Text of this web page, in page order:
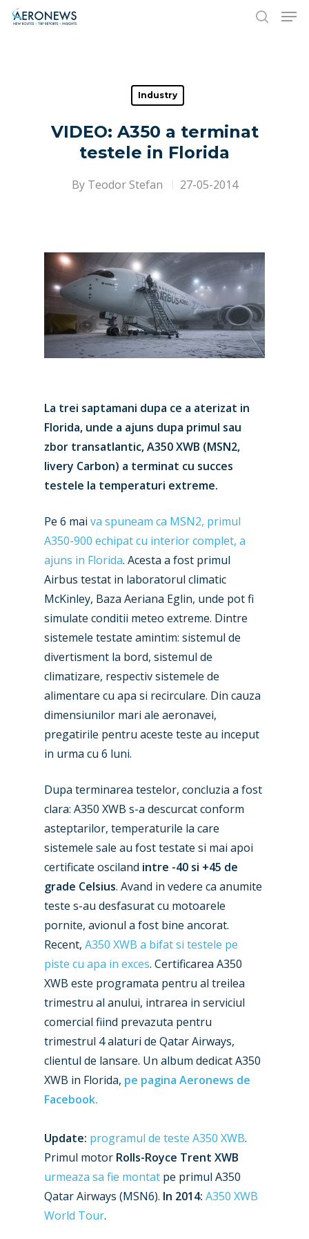
Hit enter to search or ESC to close
Industry
VIDEO: A350 a terminat
testele in Florida
By Teodor Stefan 27-05-2014
La trei saptamani dupa ce a aterizat in
Florida, unde a ajuns dupa primul sau
zbor transatlantic, A350 XWB (MSN2,
livery Carbon) a terminat cu succes
testele la temperaturi extreme.
Pe 6 mai va spuneam ca MSN2, primul
A350-900 echipat cu interior complet, a
ajuns in Florida. Acesta a fost primul
Airbus testat in laboratorul climatic
McKinley, Baza Aeriana Eglin, unde pot fi
simulate conditii meteo extreme. Dintre
sistemele testate amintim: sistemul de
divertisment la bord, sistemul de
climatizare, respectiv sistemele de
alimentare cu apa si recirculare. Din cauza
dimensiunilor mari ale aeronavei,
pregatirile pentru aceste teste au inceput
in urma cu 6 luni.
Dupa terminarea testelor, concluzia a fost
clara: A350 XWB s-a descurcat conform
asteptarilor, temperaturile la care
sistemele sale au fost testate si mai apoi
certificate osciland intre -40 si +45 de
grade Celsius. Avand in vedere ca anumite
teste s-au desfasurat cu motoarele
pornite, avionul a fost bine ancorat.
Recent, A350 XWB a bifat si testele pe
piste cu apa in exces. Certificarea A350
XWB este programata pentru al treilea
trimestru al anului, intrarea in serviciul
comercial fiind prevazuta pentru
trimestrul 4 alaturi de Qatar Airways,
clientul de lansare. Un album dedicat A350
XWB in Florida, pe pagina Aeronews de
Facebook.
Update: programul de teste A350 XWB.
Primul motor Rolls-Royce Trent XWB
urmeaza sa fie montat pe primul A350
Qatar Airways (MSN6). In 2014: A350 XWB
World Tour.
New Routes
Industry